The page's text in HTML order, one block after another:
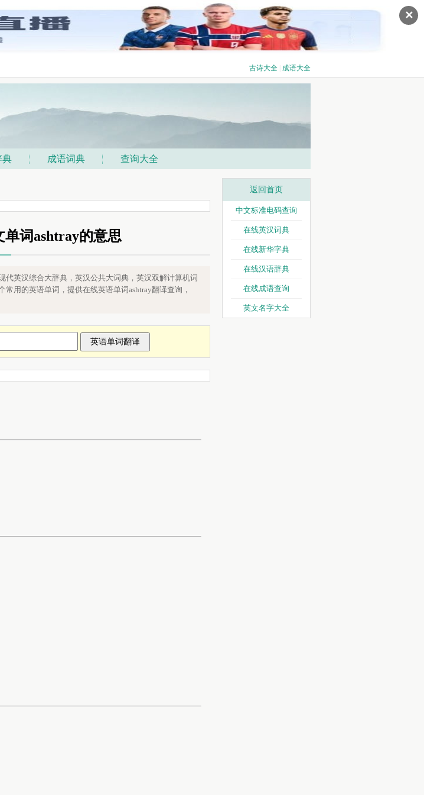
✕
古诗大全 成语大全
典 成语词典 查询大全
词ashtray的意思
代英汉综合大辞典，英汉公共大词典，英汉双解计算机词
用的英语单词，提供在线英语单词ashtray翻译查询，
返回首页
中文标准电码查询
在线英汉词典
在线新华字典
在线汉语辞典
在线成语查询
英文名字大全